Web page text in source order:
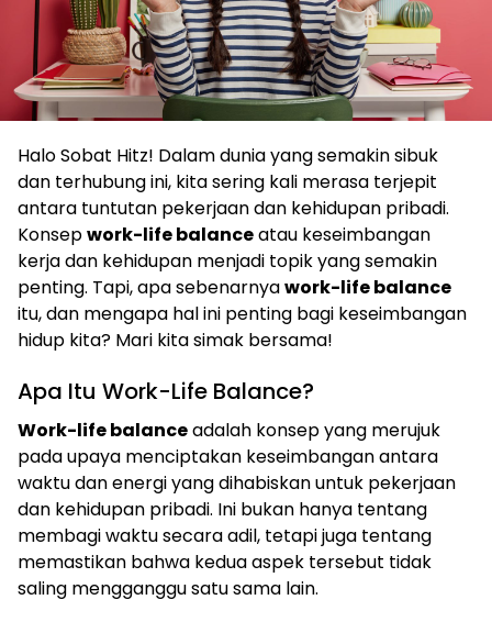
Halo Sobat Hitz! Dalam dunia yang semakin sibuk
dan terhubung ini, kita sering kali merasa terjepit
antara tuntutan pekerjaan dan kehidupan pribadi.
Konsepwork-life balanceatau keseimbangan
kerja dan kehidupan menjadi topik yang semakin
penting. Tapi, apa sebenarnyawork-life balance
itu, dan mengapa hal ini penting bagi keseimbangan
hidup kita? Mari kita simak bersama!
Apa Itu Work-Life Balance?
Work-life balanceadalah konsep yang merujuk
pada upaya menciptakan keseimbangan antara
waktu dan energi yang dihabiskan untuk pekerjaan
dan kehidupan pribadi. Ini bukan hanya tentang
membagi waktu secara adil, tetapi juga tentang
memastikan bahwa kedua aspek tersebut tidak
saling mengganggu satu sama lain.